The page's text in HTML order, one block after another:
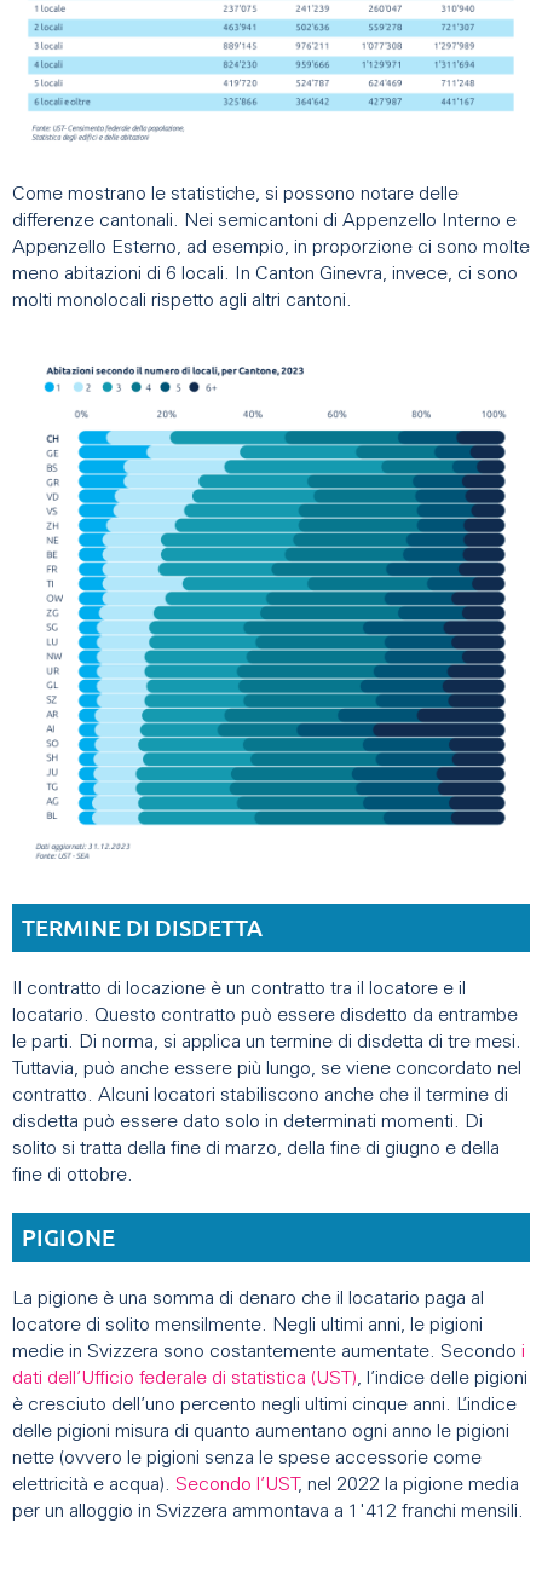
Come mostrano le statistiche, si possono notare delle
differenze cantonali. Nei semicantoni di Appenzello Interno e
Appenzello Esterno, ad esempio, in proporzione ci sono molte
meno abitazioni di 6 locali. In Canton Ginevra, invece, ci sono
molti monolocali rispetto agli altri cantoni.
TERMINE DI DISDETTA
Il contratto di locazione è un contratto tra il locatore e il
locatario. Questo contratto può essere disdetto da entrambe
le parti. Di norma, si applica un termine di disdetta di tre mesi.
Tuttavia, può anche essere più lungo, se viene concordato nel
contratto. Alcuni locatori stabiliscono anche che il termine di
disdetta può essere dato solo in determinati momenti. Di
solito si tratta della fine di marzo, della fine di giugno e della
fine di ottobre.
PIGIONE
La pigione è una somma di denaro che il locatario paga al
locatore di solito mensilmente. Negli ultimi anni, le pigioni
medie in Svizzera sono costantemente aumentate. Secondo i
dati dell’Ufficio federale di statistica (UST), l’indice delle pigioni
è cresciuto dell’uno percento negli ultimi cinque anni. L’indice
delle pigioni misura di quanto aumentano ogni anno le pigioni
nette (ovvero le pigioni senza le spese accessorie come
elettricità e acqua). Secondo l’UST , nel 2022 la pigione media
per un alloggio in Svizzera ammontava a 1'412 franchi mensili.